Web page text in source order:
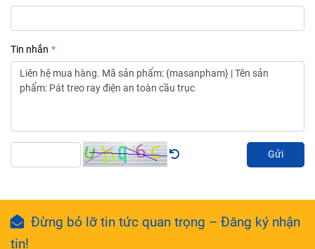
Tin nhắn
Gửi
Đừng bỏ lỡ tin tức quan trọng – Đăng ký nhận
tin!